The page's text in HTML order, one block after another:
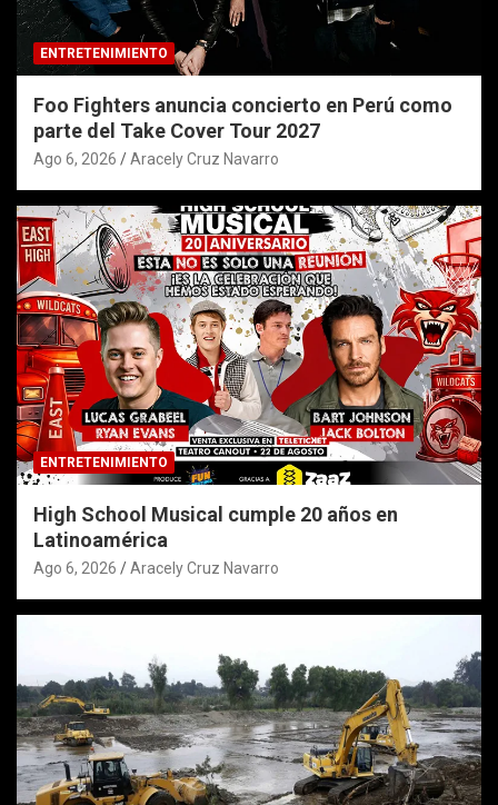
ENTRETENIMIENTO
Foo Fighters anuncia concierto en Perú como
parte del Take Cover Tour 2027
Ago 6, 2026 Aracely Cruz Navarro
ENTRETENIMIENTO
High School Musical cumple 20 años en
Latinoamérica
Ago 6, 2026 Aracely Cruz Navarro